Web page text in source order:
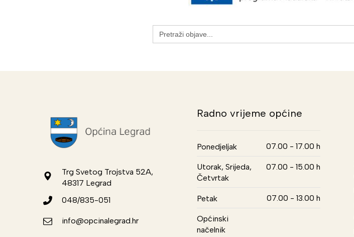
Search
for:
Trg Svetog Trojstva 52A,
48317 Legrad
048/835-051
info@opcinalegrad.hr
Radno vrijeme općine
Ponedjeljak 07.00 - 17.00 h
Utorak, Srijeda,
Četvrtak
07.00 - 15.00 h
Petak 07.00 - 13.00 h
Općinski
načelnik